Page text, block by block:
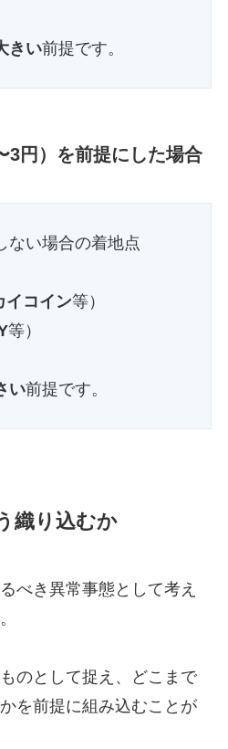
きい前提です。
3円）を前提にした場合
ない場合の着地点
イコイン等）
等）
い前提です。
織り込むか
べき異常事態として考え
のとして捉え、どこまで
を前提に組み込むことが